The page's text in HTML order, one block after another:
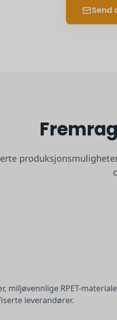
Send
miljøvennlige RPET-
leverandører.